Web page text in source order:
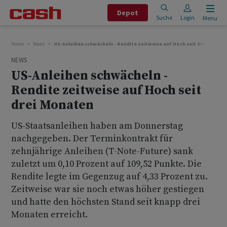
Depot
Suche Login Menu
Home News US-Anleihen schwächeln - Rendite zeitweise auf Hoch seit drei
NEWS
US-Anleihen schwächeln -
Rendite zeitweise auf Hoch seit
drei Monaten
US-Staatsanleihen haben am Donnerstag
nachgegeben. Der Terminkontrakt für
zehnjährige Anleihen (T-Note-Future) sank
zuletzt um 0,10 Prozent auf 109,52 Punkte. Die
Rendite legte im Gegenzug auf 4,33 Prozent zu.
Zeitweise war sie noch etwas höher gestiegen
und hatte den höchsten Stand seit knapp drei
Monaten erreicht.